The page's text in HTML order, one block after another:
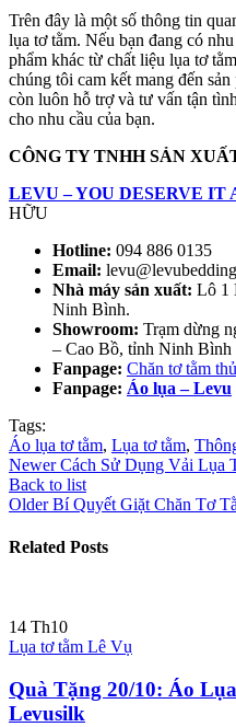
Trên đây là một số thông tin
lụa tơ tằm. Nếu bạn đang có
phẩm khác từ chất liệu lụa tơ
chúng tôi cam kết mang đến
còn luôn hỗ trợ và tư vấn tận
cho nhu cầu của bạn.
CÔNG TY TNHH SẢN
LEVU – YOU DESERVE IT
HỮU
Hotline: 094 886 0135
Email:
Nhà máy sản xuất: Lô 1
Ninh Bình.
Showroom: Trạm dừng
– Cao Bồ, tỉnh Ninh Bình
Fanpage: Chăn tơ tằm
Fanpage: Áo lụa – Levu
Tags:
Áo lụa tơ tằm, Lụa tơ tằm,
Newer Cách Sử Dụng Vải Lụa
Back to list
Older Bí Quyết Giặt Chăn Tơ
Related Posts
14 Th10
Lụa tơ tằm Lê Vụ
Quà Tặng 20/10: Áo
Levusilk